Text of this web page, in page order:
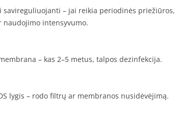
savireguliuojanti – jai reikia periodinės priežiūros,
naudojimo intensyvumo.
– kas 2–5 metus, talpos dezinfekcija.
lygis – rodo filtrų ar membranos nusidėvėjimą.